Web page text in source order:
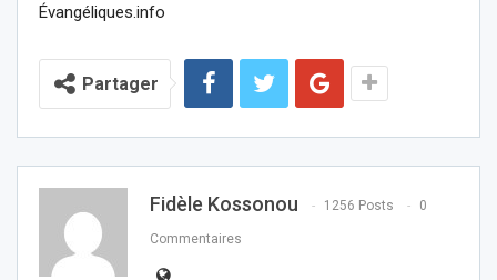
Évangéliques.info
Partager
Fidèle Kossonou 1256 Posts 0
Commentaires